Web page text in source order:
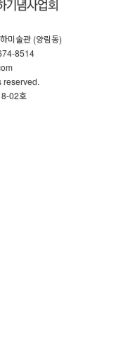
미술관 (양림동)
8514
reserved.
02호